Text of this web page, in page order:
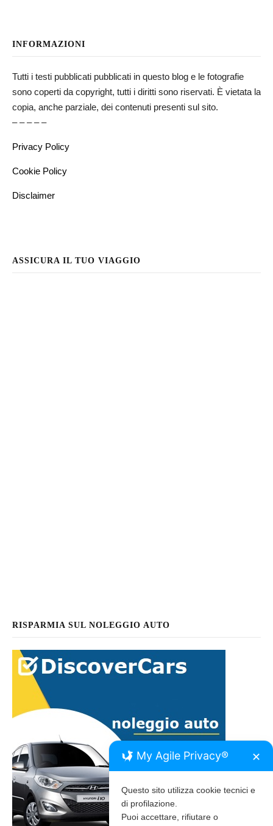
INFORMAZIONI
Tutti i testi pubblicati pubblicati in questo blog e le fotografie
sono coperti da copyright, tutti i diritti sono riservati. È vietata la
copia, anche parziale, dei contenuti presenti sul sito.
– – – – –
Privacy Policy
Cookie Policy
Disclaimer
ASSICURA IL TUO VIAGGIO
RISPARMIA SUL NOLEGGIO AUTO
My Agile Privacy® ✕
Questo sito utilizza cookie tecnici e
di profilazione.
Puoi accettare, rifiutare o